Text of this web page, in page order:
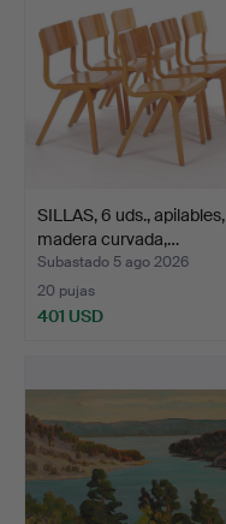
SILLAS, 6 uds., apilables,
madera curvada,…
Subastado 5 ago 2026
20 pujas
401 USD